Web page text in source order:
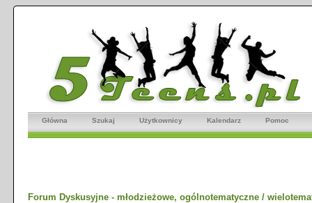
Główna Szukaj Użytkownicy Kalendarz Pomoc
Forum Dyskusyjne - młodzieżowe, ogólnotematyczne /